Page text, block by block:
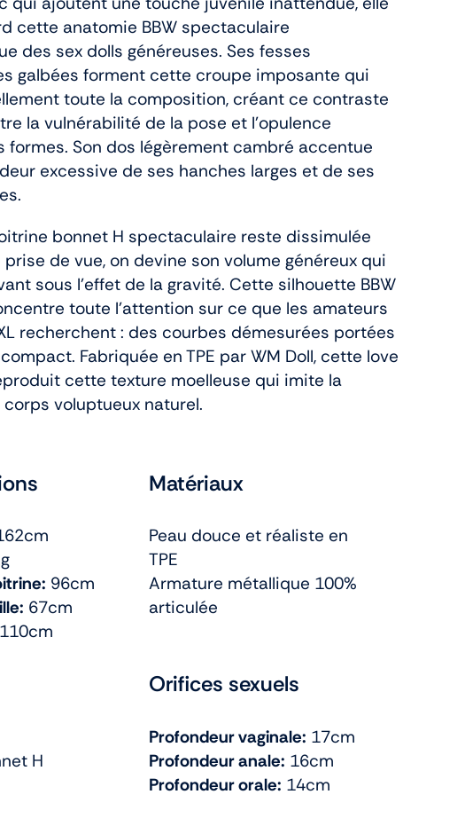
cette anatomie BBW spectaculaire
des sex dolls généreuses. Ses fesses
galbées forment cette croupe imposante qui
toute la composition, créant ce contraste
la vulnérabilité de la pose et l’opulence
formes. Son dos légèrement cambré accentue
excessive de ses hanches larges et de ses
bonnet H spectaculaire reste dissimulée
prise de vue, on devine son volume généreux qui
sous l’effet de la gravité. Cette silhouette BBW
toute l’attention sur ce que les amateurs
recherchent : des courbes démesurées portées
Fabriquée en TPE par WM Doll, cette love
cette texture moelleuse qui imite la
corps voluptueux naturel.
96cm
67cm
110cm
H
Matériaux
Peau douce et réaliste en
TPE
Armature métallique 100%
articulée
Orifices sexuels
Profondeur vaginale: 17cm
Profondeur anale: 16cm
Profondeur orale: 14cm